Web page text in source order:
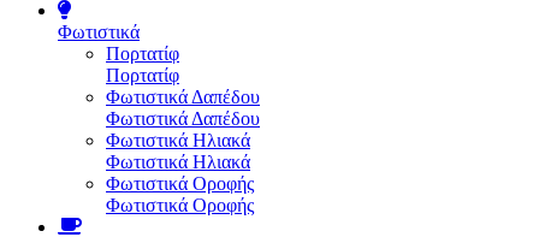
Φωτιστικά
Πορτατίφ
Πορτατίφ
Φωτιστικά Δαπέδου
Φωτιστικά Δαπέδου
Φωτιστικά Ηλιακά
Φωτιστικά Ηλιακά
Φωτιστικά Οροφής
Φωτιστικά Οροφής